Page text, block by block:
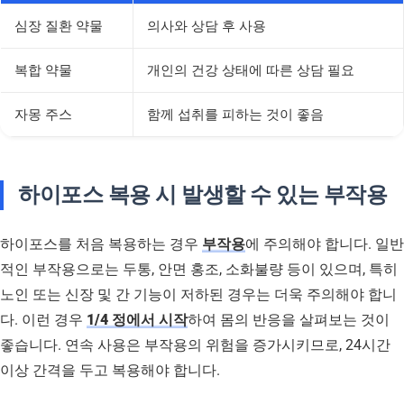
심장 질환 약물 의사와 상담 후 사용
복합 약물 개인의 건강 상태에 따른 상담 필요
자몽 주스 함께 섭취를 피하는 것이 좋음
하이포스 복용 시 발생할 수 있는 부작용
하이포스를 처음 복용하는 경우 부작용에 주의해야 합니다. 일반
적인 부작용으로는 두통, 안면 홍조, 소화불량 등이 있으며, 특히
노인 또는 신장 및 간 기능이 저하된 경우는 더욱 주의해야 합니
다. 이런 경우 1/4 정에서 시작하여 몸의 반응을 살펴보는 것이
좋습니다. 연속 사용은 부작용의 위험을 증가시키므로, 24시간
이상 간격을 두고 복용해야 합니다.